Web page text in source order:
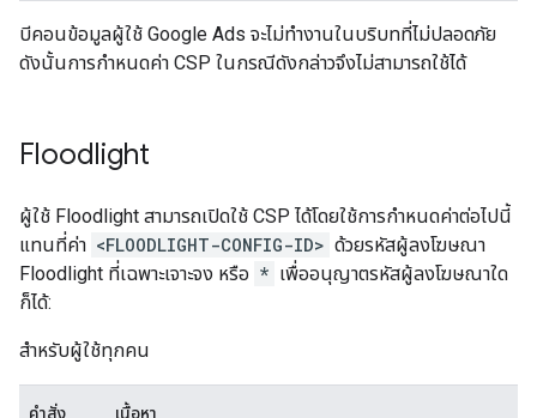
บีคอนข้อมูลผู้ใช้ Google Ads จะไม่ทํางานในบริบทที่ไม่ปลอดภัย
ดังนั้นการกำหนดค่า CSP ในกรณีดังกล่าวจึงไม่สามารถใช้ได้
Floodlight
ผู้ใช้ Floodlight สามารถเปิดใช้ CSP ได้โดยใช้การกำหนดค่าต่อไปนี้
แทนที่ค่า <FLOODLIGHT-CONFIG-ID> ด้วยรหัสผู้ลงโฆษณา
Floodlight ที่เฉพาะเจาะจง หรือ * เพื่ออนุญาตรหัสผู้ลงโฆษณาใด
ก็ได้:
สำหรับผู้ใช้ทุกคน
คำสั่ง เนื้อหา